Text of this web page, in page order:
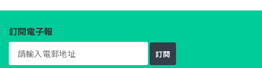
訂閱電子報
訂閱